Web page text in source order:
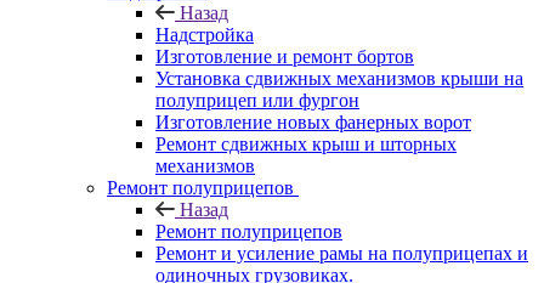
Назад
Надстройка
Изготовление и ремонт бортов
Установка сдвижных механизмов крыши на
полуприцеп или фургон
Изготовление новых фанерных ворот
Ремонт сдвижных крыш и шторных
механизмов
Ремонт полуприцепов
Назад
Ремонт полуприцепов
Ремонт и усиление рамы на полуприцепах и
одиночных грузовиках.